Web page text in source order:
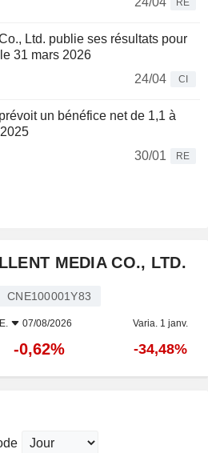
RE
Ltd. publie ses résultats pour
31 mars 2026
24/04
CI
un bénéfice net de 1,1 à
30/01
RE
MEDIA CO., LTD.
CNE100001Y83
07/08/2026 Varia. 1 janv.
-0,62% -34,48%